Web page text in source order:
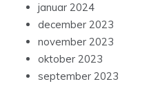
januar 2024
december 2023
november 2023
oktober 2023
september 2023